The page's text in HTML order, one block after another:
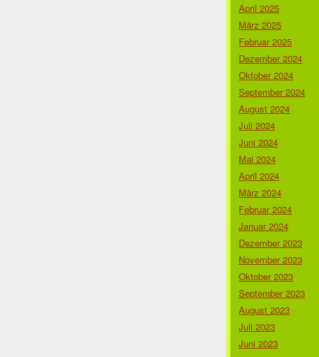
April 2025
März 2025
Februar 2025
Dezember 2024
Oktober 2024
September 2024
August 2024
Juli 2024
Juni 2024
Mai 2024
April 2024
März 2024
Februar 2024
Januar 2024
Dezember 2023
November 2023
Oktober 2023
September 2023
August 2023
Juli 2023
Juni 2023